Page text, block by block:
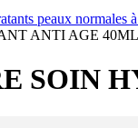
peaux normales
ANTI AGE 40ML
SOIN